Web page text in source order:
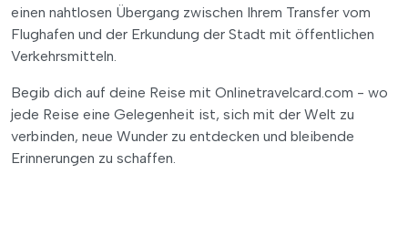
einen nahtlosen Übergang zwischen Ihrem Transfer vom
Flughafen und der Erkundung der Stadt mit öffentlichen
Verkehrsmitteln.
Begib dich auf deine Reise mit Onlinetravelcard.com - wo
jede Reise eine Gelegenheit ist, sich mit der Welt zu
verbinden, neue Wunder zu entdecken und bleibende
Erinnerungen zu schaffen.